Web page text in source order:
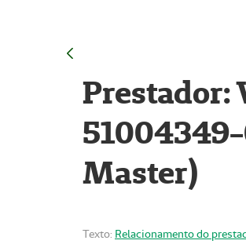
Prestador:
Master)
Texto: Relacionamento do